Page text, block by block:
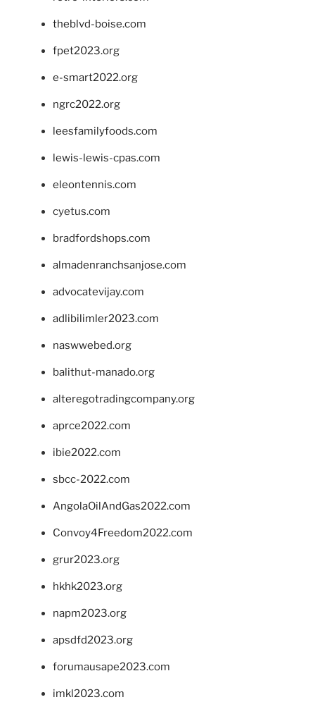
theblvd-boise.com
fpet2023.org
e-smart2022.org
ngrc2022.org
leesfamilyfoods.com
lewis-lewis-cpas.com
eleontennis.com
cyetus.com
bradfordshops.com
almadenranchsanjose.com
advocatevijay.com
adlibilimler2023.com
naswwebed.org
balithut-manado.org
alteregotradingcompany.org
aprce2022.com
ibie2022.com
sbcc-2022.com
AngolaOilAndGas2022.com
Convoy4Freedom2022.com
grur2023.org
hkhk2023.org
napm2023.org
apsdfd2023.org
forumausape2023.com
imkl2023.com